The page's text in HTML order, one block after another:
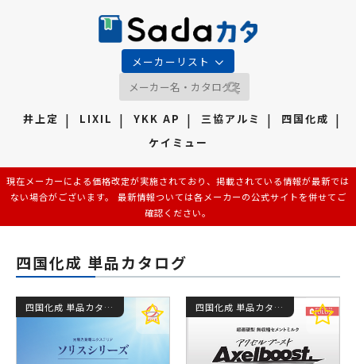
メーカーリスト
井上定 LIXIL YKK AP 三協アルミ
四国化成
ケイミュー
現在メーカーによる価格改定が実施されており、掲載されている情報が最新では
ない場合がございます。 最新情報ついては各メーカーの公式サイトを併せてご
確認ください。
四国化成 単品カタログ
四国化成 単品カタログ 四国化成 単品カタログ